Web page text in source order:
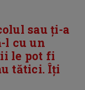
sau ți-a
l cu un
le pot fi
tătici. Îți